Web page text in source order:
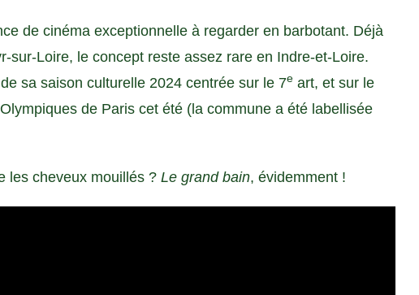
de cinéma exceptionnelle à regarder en barbotant. Déjà
sur-Loire, le concept reste assez rare en Indre-et-Loire.
sa saison culturelle 2024 centrée sur le 7e art, et sur le
de Paris cet été (la commune a été labellisée
les cheveux mouillés ? Le grand bain, évidemment !